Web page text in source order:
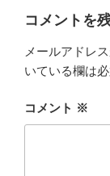
コメントを
メールアドレ
いている欄は
コメント ※